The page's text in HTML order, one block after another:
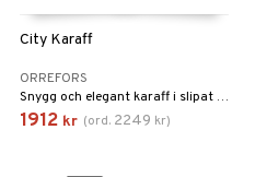
City Karaff
ORREFORS
Snygg och elegant karaff i slipat kristallglas.
1912 kr (ord. 2249 kr)